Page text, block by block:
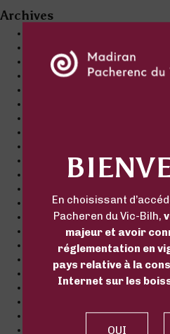
Archives
avril 2026
mars 2026
septembre 2025
juillet 2022
mars 2022
décembre 2021
octobre 2021
septembre 2021
juin 2021
avril 2021
En choisissant
Pacheren du Vic-Bilh,
majeur et avoir
réglementation en
pays relative à la
Internet sur les